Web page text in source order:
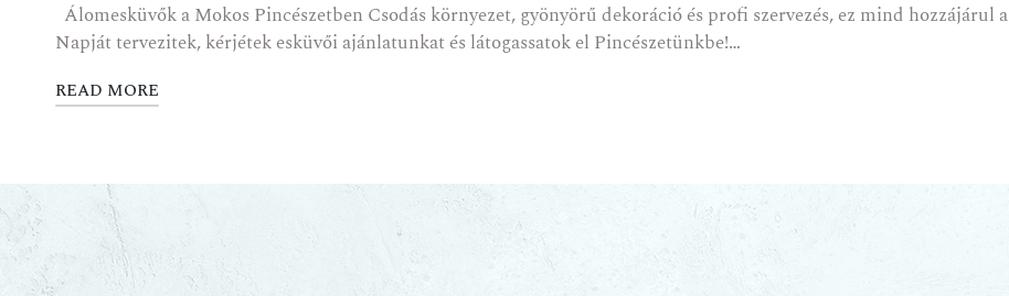
Álomesküvők a Mokos Pincészetben Csodás környezet, gyönyörű dekoráció és profi szervezés, ez mind
Napját tervezitek, kérjétek esküvői ajánlatunkat és látogassatok el Pincészetünkbe!…
READ MORE